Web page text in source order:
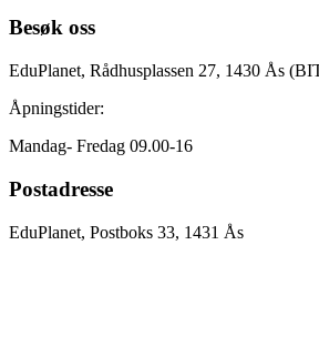
Besøk oss
EduPlanet, Rådhusplassen 27, 1430 Ås
Åpningstider:
Mandag- Fredag 09.00-16
Postadresse
EduPlanet, Postboks 33, 1431 Ås